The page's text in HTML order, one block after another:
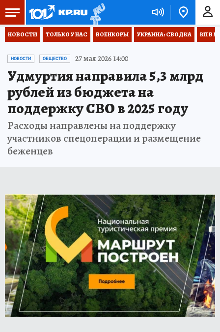
НОВОСТИ ТОЛЬКО У НАС ВОЕНКОРЫ УКРАИНА: СВОДКА КП В
НОВОСТИ ОБЩЕСТВО 27 мая 2026 14:00
Удмуртия направила 5,3 млрд
рублей из бюджета на
поддержку СВО в 2025 году
Расходы направлены на поддержку
участников спецоперации и размещение
беженцев